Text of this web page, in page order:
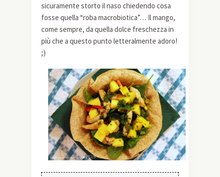
sicuramente storto il naso chiedendo cosa
fosse quella “roba macrobiotica”… Il mango,
come sempre, da quella dolce freschezza in
più che a questo punto letteralmente adoro!
;)